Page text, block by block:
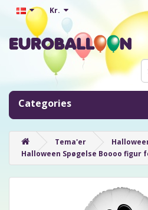
Kr.
Categories
Tema'er
Halloween Spøgelse Boooo figur